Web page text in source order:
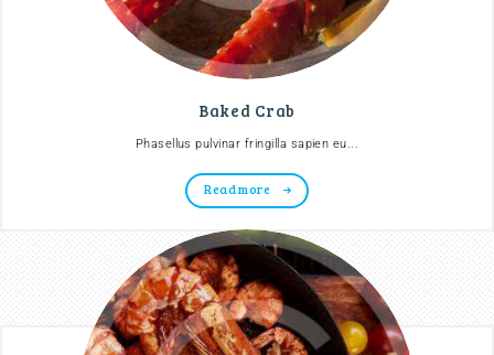
Baked Crab
Phasellus pulvinar fringilla sapien eu...
Read more